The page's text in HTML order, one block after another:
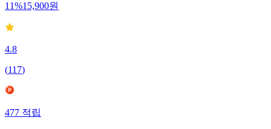
11%15,900원
4.8
(117)
477 적립